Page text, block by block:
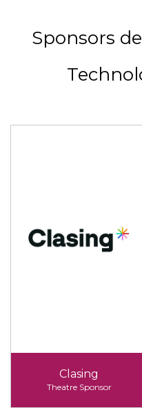
Sponsors
Clasing
Theatre Sponsor